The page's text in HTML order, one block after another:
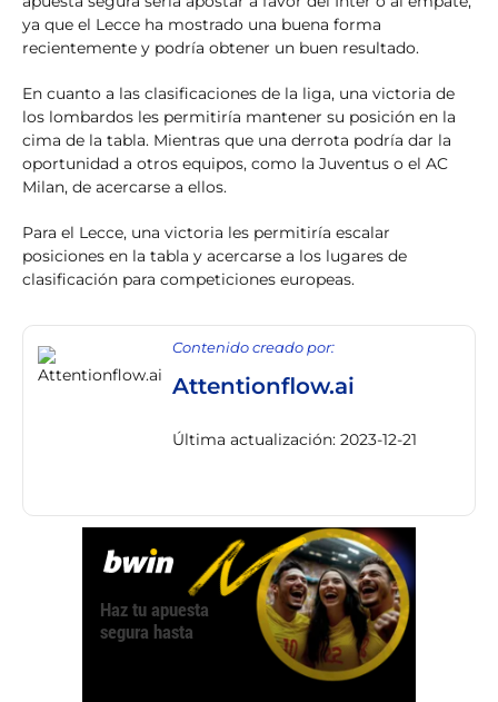
ya que el Lecce ha mostrado una buena forma
recientemente y podría obtener un buen resultado.
En cuanto a las clasificaciones de la liga, una victoria de
los lombardos les permitiría mantener su posición en la
cima de la tabla. Mientras que una derrota podría dar la
oportunidad a otros equipos, como la Juventus o el AC
Milan, de acercarse a ellos.
Para el Lecce, una victoria les permitiría escalar
posiciones en la tabla y acercarse a los lugares de
clasificación para competiciones europeas.
Contenido creado por:
Attentionflow.ai
Última actualización: 2023-12-21